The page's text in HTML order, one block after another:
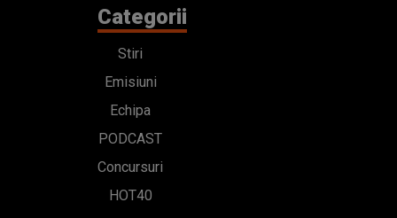
Categorii
Stiri
Emisiuni
Echipa
PODCAST
Concursuri
HOT40